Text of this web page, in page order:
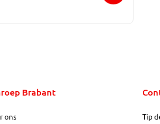
Brabant
ons Tip